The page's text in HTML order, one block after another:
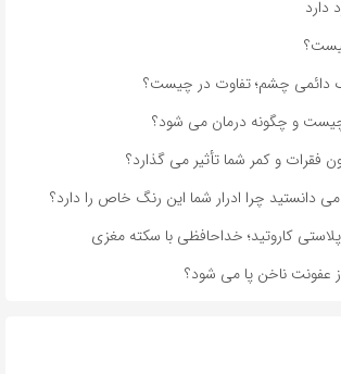
دارد
دائمی چشم؛ تفاوت در چیست؟
چیست و چگونه درمان می شود؟
فقرات و کمر شما تأثیر می گذارد؟
می دانستید چرا ادرار شما این رنگ خاص را دارد؟
کاروتید؛ خداحافظی با سکته مغزی
عفونت ناخن پا می شود؟